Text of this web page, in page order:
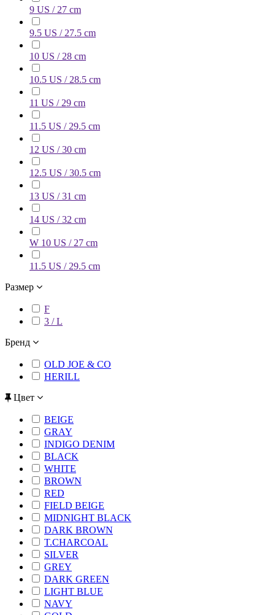
9 US / 27 cm
9.5 US / 27.5 cm
10 US / 28 cm
10.5 US / 28.5 cm
11 US / 29 cm
11.5 US / 29.5 cm
12 US / 30 cm
12.5 US / 30.5 cm
13 US / 31 cm
14 US / 32 cm
W 10 US / 27 cm
11.5 US / 29.5 cm
Размер
F
3 / L
Бренд
OLD JOE & CO
HERILL
Цвет
BEIGE
GRAY
INDIGO DENIM
BLACK
WHITE
BROWN
RED
FIELD BEIGE
MIDNIGHT BLACK
DARK BROWN
T.CHARCOAL
SILVER
GREY
DARK GREEN
LIGHT BLUE
NAVY